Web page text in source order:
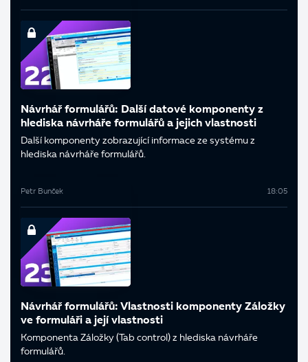
Návrhář formulářů: Další datové komponenty z
hlediska návrháře formulářů a jejich vlastnosti
Další komponenty zobrazující informace ze systému z
hlediska návrháře formulářů.
Petr Bunček 18:05
Návrhář formulářů: Vlastnosti komponenty Záložky
ve formuláři a její vlastnosti
Komponenta Záložky (Tab control) z hlediska návrháře
formulářů.